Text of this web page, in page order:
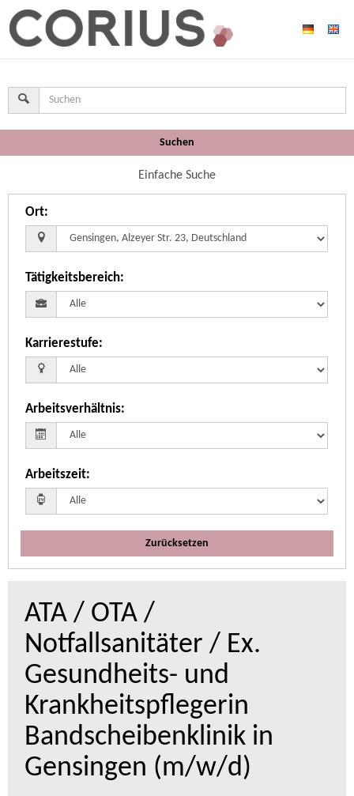
Suchen
Einfache Suche
Ort:
Tätigkeitsbereich:
Karrierestufe:
Arbeitsverhältnis:
Arbeitszeit:
Zurücksetzen
ATA / OTA /
Notfallsanitäter / Ex.
Gesundheits- und
Krankheitspflegerin
Bandscheibenklinik in
Gensingen (m/w/d)